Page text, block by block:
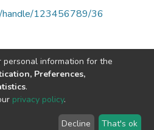
handle/123456789/36
© 2002-2026 LYRASIS
information for the
Preferences,
.
privacy policy.
Decline That's ok